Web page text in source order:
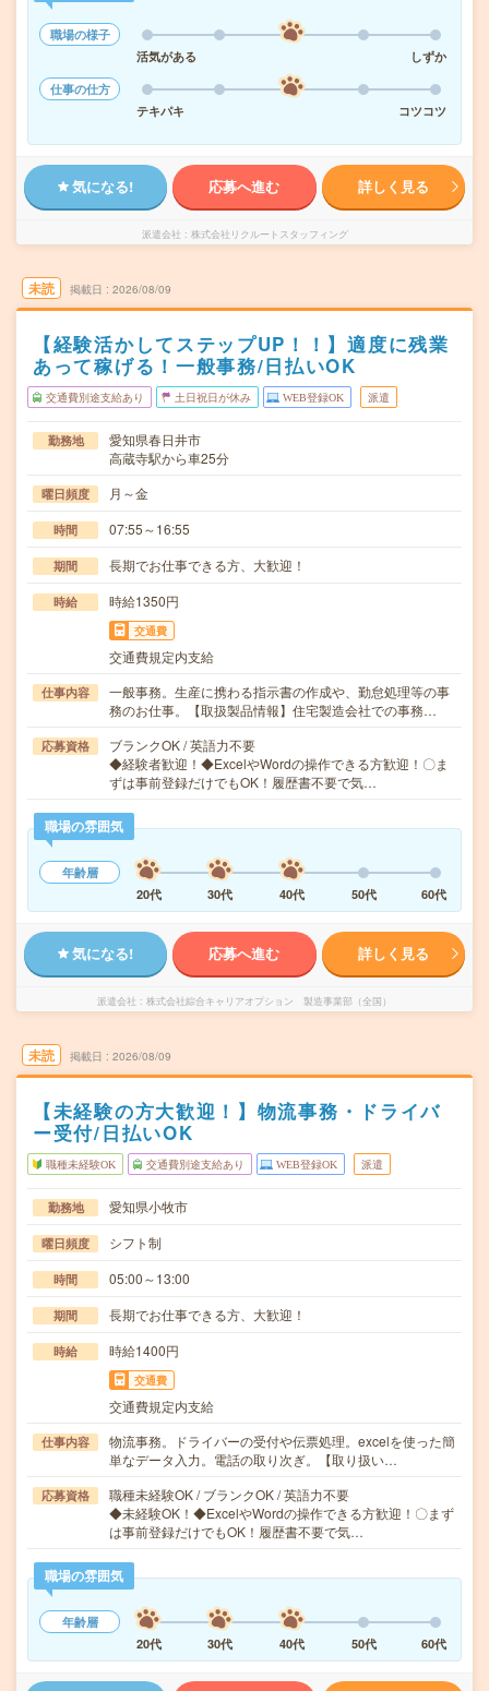
職場の様子
活気がある
しずか
仕事の仕方
テキパキ
コツコツ
気になる! 応募へ進む 詳しく見る
派遣会社 株式会社リクルートスタッフィング
未読 掲載日 2026/08/09
【経験活かしてステップUP！！】適度に残業
あって稼げる！一般事務/日払いOK
交通費別途支給あり 土日祝日が休み WEB登録OK 派遣
勤務地
愛知県春日井市
高蔵寺駅から車25分
曜日頻度 月～金
時間 07:55～16:55
期間 長期でお仕事できる方、大歓迎！
時給 時給1350円
交通費
交通費規定内支給
仕事内容
一般事務。生産に携わる指示書の作成や、勤怠処理等の事
務のお仕事。【取扱製品情報】住宅製造会社での事務…
応募資格
ブランクOK / 英語力不要
◆経験者歓迎！◆ExcelやWordの操作できる方歓迎！〇ま
ずは事前登録だけでもOK！履歴書不要で気…
職場の雰囲気
年齢層
20代
30代 40代 50代 60代
気になる! 応募へ進む 詳しく見る
派遣会社 株式会社綜合キャリアオプション 製造事業部（全国）
未読 掲載日 2026/08/09
【未経験の方大歓迎！】物流事務・ドライバ
ー受付/日払いOK
職種未経験OK 交通費別途支給あり WEB登録OK 派遣
勤務地 愛知県小牧市
曜日頻度 シフト制
時間 05:00～13:00
期間 長期でお仕事できる方、大歓迎！
時給 時給1400円
交通費
交通費規定内支給
仕事内容
物流事務。ドライバーの受付や伝票処理。excelを使った簡
単なデータ入力。電話の取り次ぎ。【取り扱い…
応募資格
職種未経験OK / ブランクOK / 英語力不要
◆未経験OK！◆ExcelやWordの操作できる方歓迎！〇まず
は事前登録だけでもOK！履歴書不要で気…
職場の雰囲気
年齢層
20代
30代 40代 50代 60代